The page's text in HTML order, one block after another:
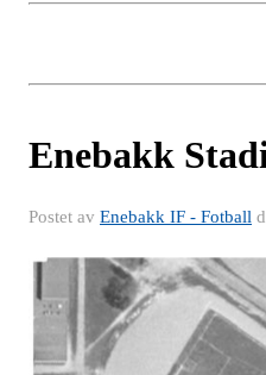
Enebakk
Postet av Enebakk IF - Fotball